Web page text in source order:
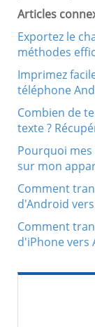
Articles
Exportez le
méthodes
Imprimez
téléphone
Combien de
texte ?
Pourquoi mes
sur mon
Comment
d'Android
Comment
d'iPhone vers